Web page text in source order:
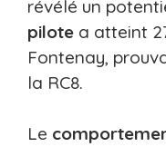
révélé un
pilote a atteint
Fontenay,
la RC8.
Le